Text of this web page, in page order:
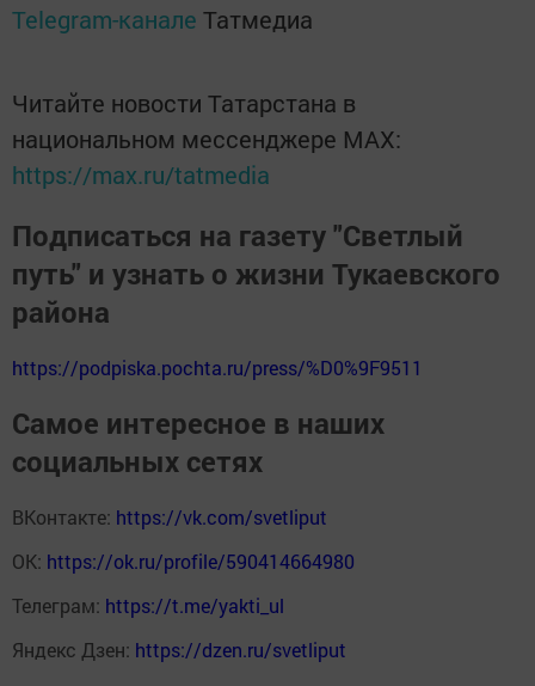
Telegram-канале Татмедиа
Читайте новости Татарстана в
национальном мессенджере MАХ:
https://max.ru/tatmedia
Подписаться на газету "Светлый
путь" и узнать о жизни Тукаевского
района
https://podpiska.pochta.ru/press/%D0%9F9511
Самое интересное в наших
социальных сетях
ВКонтакте: https://vk.com/svetliput
ОК: https://ok.ru/profile/590414664980
Телеграм: https://t.me/yakti_ul
Яндекс Дзен: https://dzen.ru/svetliput